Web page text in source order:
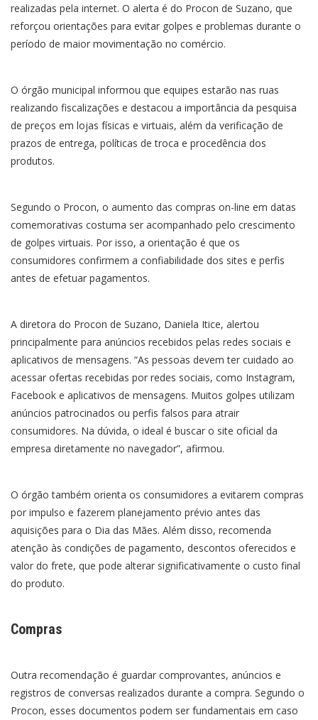
realizadas pela internet. O alerta é do Procon de Suzano, que
reforçou orientações para evitar golpes e problemas durante o
período de maior movimentação no comércio.
O órgão municipal informou que equipes estarão nas ruas
realizando fiscalizações e destacou a importância da pesquisa
de preços em lojas físicas e virtuais, além da verificação de
prazos de entrega, políticas de troca e procedência dos
produtos.
Segundo o Procon, o aumento das compras on-line em datas
comemorativas costuma ser acompanhado pelo crescimento
de golpes virtuais. Por isso, a orientação é que os
consumidores confirmem a confiabilidade dos sites e perfis
antes de efetuar pagamentos.
A diretora do Procon de Suzano, Daniela Itice, alertou
principalmente para anúncios recebidos pelas redes sociais e
aplicativos de mensagens. “As pessoas devem ter cuidado ao
acessar ofertas recebidas por redes sociais, como Instagram,
Facebook e aplicativos de mensagens. Muitos golpes utilizam
anúncios patrocinados ou perfis falsos para atrair
consumidores. Na dúvida, o ideal é buscar o site oficial da
empresa diretamente no navegador”, afirmou.
O órgão também orienta os consumidores a evitarem compras
por impulso e fazerem planejamento prévio antes das
aquisições para o Dia das Mães. Além disso, recomenda
atenção às condições de pagamento, descontos oferecidos e
valor do frete, que pode alterar significativamente o custo final
do produto.
Compras
Outra recomendação é guardar comprovantes, anúncios e
registros de conversas realizados durante a compra. Segundo o
Procon, esses documentos podem ser fundamentais em caso